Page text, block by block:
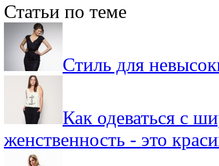
Статьи по теме
Стиль для
Как одеваться с
женственность - это